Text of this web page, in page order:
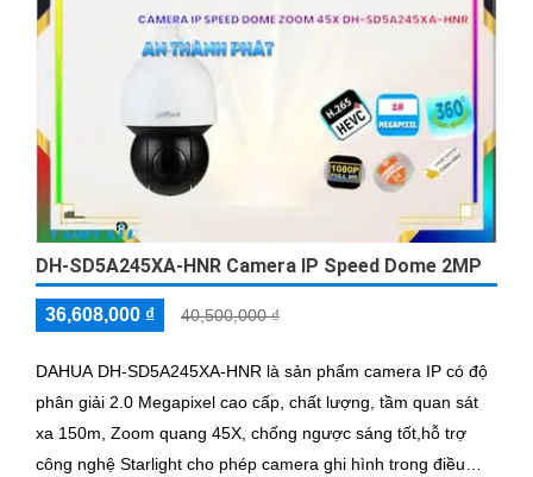
DH-SD5A245XA-HNR Camera IP Speed Dome 2MP
36,608,000 ₫ 40,500,000 ₫
DAHUA DH-SD5A245XA-HNR là sản phẩm camera IP có độ
phân giải 2.0 Megapixel cao cấp, chất lượng, tầm quan sát
xa 150m, Zoom quang 45X, chống ngược sáng tốt,hỗ trợ
công nghệ Starlight cho phép camera ghi hình trong điều